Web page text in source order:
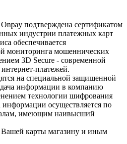
подтверждена сертификатом
индустрии платежных карт
обеспечивается
мониторинга мошеннических
3D Secure - современной
платежей.
на специальной защищенной
информации в компанию
технологии шифрования
осуществляется по
имеющим наивысший
Вашей карты магазину и иным